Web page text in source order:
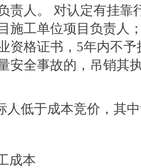
责人。 对认定有挂
施工单位项目负责人
资格证书，5年内不
安全事故的，吊销其
人低于成本竞价，其
成本